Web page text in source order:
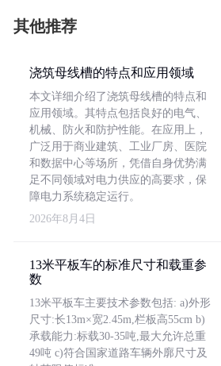
其他推荐
浇筑母线槽的特点和应用领域
本文详细介绍了浇筑母线槽的特点和
应用领域。其特点包括良好的电气、
机械、防火和防护性能。在应用上，
广泛用于商业建筑、工业厂房、医院
和数据中心等场所，凭借自身优势满
足不同领域对电力供应的高要求，保
障电力系统稳定运行。
2026年8月4日
13米平板车的标准尺寸和载重参
数
13米平板车主要技术参数包括: a)外形
尺寸:长13m×宽2.45m,栏板高55cm b)
承载能力:标载30-35吨,最大允许总重
49吨 c)符合国家道路车辆外廓尺寸及